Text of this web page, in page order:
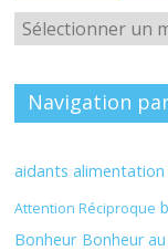
Archives
Navigation
aidants alimentation
Attention Réciproque
Bonheur Bonheur